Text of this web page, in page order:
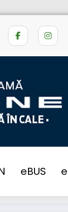
eBUS
de